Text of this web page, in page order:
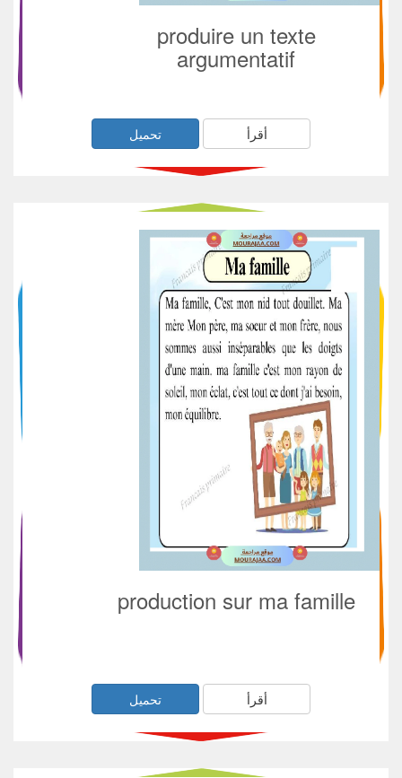
produire un texte
argumentatif
أقرأ تحميل
production sur ma famille
أقرأ تحميل